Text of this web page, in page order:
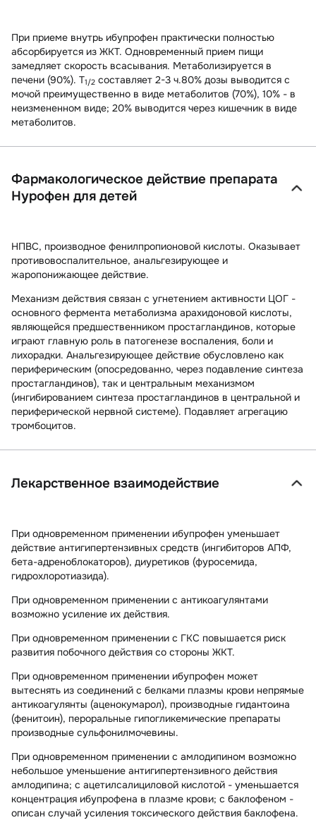
При приеме внутрь ибупрофен практически полностью
абсорбируется из ЖКТ. Одновременный прием пищи
замедляет скорость всасывания. Метаболизируется в
печени (90%). T1/2 составляет 2-3 ч.80% дозы выводится с
мочой преимущественно в виде метаболитов (70%), 10% - в
неизмененном виде; 20% выводится через кишечник в виде
метаболитов.
Фармакологическое действие препарата
Нурофен для детей
НПВС, производное фенилпропионовой кислоты. Оказывает
противовоспалительное, анальгезирующее и
жаропонижающее действие.
Механизм действия связан с угнетением активности ЦОГ -
основного фермента метаболизма арахидоновой кислоты,
являющейся предшественником простагландинов, которые
играют главную роль в патогенезе воспаления, боли и
лихорадки. Анальгезирующее действие обусловлено как
периферическим (опосредованно, через подавление синтеза
простагландинов), так и центральным механизмом
(ингибированием синтеза простагландинов в центральной и
периферической нервной системе). Подавляет агрегацию
тромбоцитов.
Лекарственное взаимодействие
При одновременном применении ибупрофен уменьшает
действие антигипертензивных средств (ингибиторов АПФ,
бета-адреноблокаторов), диуретиков (фуросемида,
гидрохлоротиазида).
При одновременном применении с антикоагулянтами
возможно усиление их действия.
При одновременном применении с ГКС повышается риск
развития побочного действия со стороны ЖКТ.
При одновременном применении ибупрофен может
вытеснять из соединений с белками плазмы крови непрямые
антикоагулянты (аценокумарол), производные гидантоина
(фенитоин), пероральные гипогликемические препараты
производные сульфонилмочевины.
При одновременном применении с амлодипином возможно
небольшое уменьшение антигипертензивного действия
амлодипина; с ацетилсалициловой кислотой - уменьшается
концентрация ибупрофена в плазме крови; с баклофеном -
описан случай усиления токсического действия баклофена.